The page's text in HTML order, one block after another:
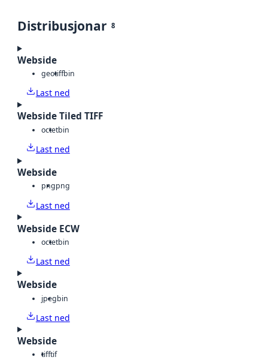
Distribusjonar 8
Webside
geotiffbin
Last ned
Webside Tiled TIFF
octetbin
Last ned
Webside
pngpng
Last ned
Webside ECW
octetbin
Last ned
Webside
jpegbin
Last ned
Webside
tifftif